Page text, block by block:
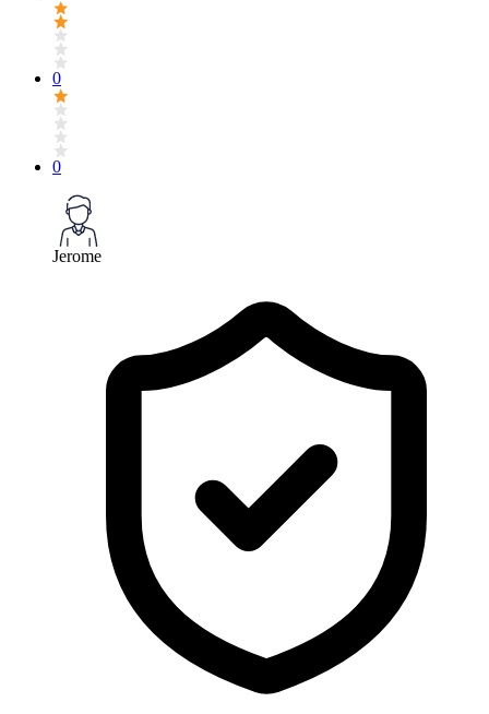
0
0
Jerome